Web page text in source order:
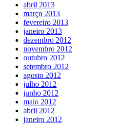
abril 2013
março 2013
fevereiro 2013
janeiro 2013
dezembro 2012
novembro 2012
outubro 2012
setembro 2012
agosto 2012
julho 2012
junho 2012
maio 2012
abril 2012
janeiro 2012